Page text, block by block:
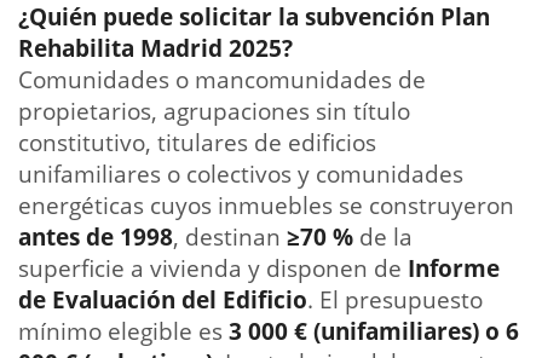
¿Quién puede solicitar la subvención Plan
Rehabilita Madrid 2025?
Comunidades o mancomunidades de
propietarios, agrupaciones sin título
constitutivo, titulares de edificios
unifamiliares o colectivos y comunidades
energéticas cuyos inmuebles se construyeron
antes de 1998, destinan ≥70 % de la
superficie a vivienda y disponen de Informe
de Evaluación del Edificio. El presupuesto
mínimo elegible es3 000 € (unifamiliares) o 6